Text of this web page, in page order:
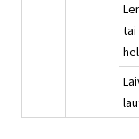
tai